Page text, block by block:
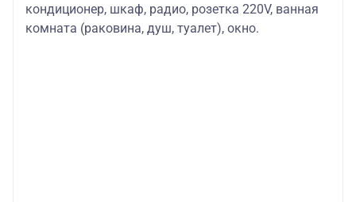
кондиционер, шкаф, радио, розетка 220V, ванная
комната (раковина, душ, туалет), окно.